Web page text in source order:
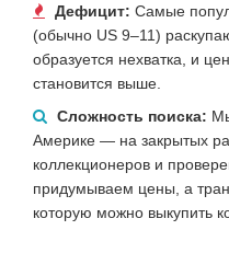
Дефицит: Самые
(обычно US 9–11)
образуется нехватка, и
становится выше.
Сложность поиска:
Америке — на закрытых
коллекционеров и
придумываем цены, а
которую можно выкупить